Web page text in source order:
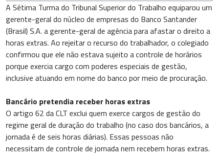
A Sétima Turma do Tribunal Superior do Trabalho equiparou um
gerente-geral do núcleo de empresas do Banco Santander
(Brasil) S.A. a gerente-geral de agência para afastar o direito a
horas extras. Ao rejeitar o recurso do trabalhador, o colegiado
confirmou que ele não estava sujeito a controle de horários
porque exercia cargo com poderes especiais de gestão,
inclusive atuando em nome do banco por meio de procuração.
Bancário pretendia receber horas extras
O artigo 62 da CLT exclui quem exerce cargos de gestão do
regime geral de duração do trabalho (no caso dos bancários, a
jornada é de seis horas diárias). Essas pessoas não
necessitam de controle de jornada nem recebem horas extras.